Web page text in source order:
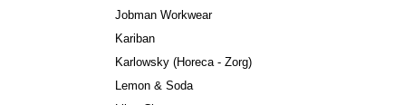
Jobman Workwear
Kariban
Karlowsky (Horeca - Zorg)
Lemon & Soda